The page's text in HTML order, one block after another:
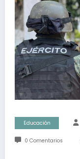
Educación
0 Comentarios